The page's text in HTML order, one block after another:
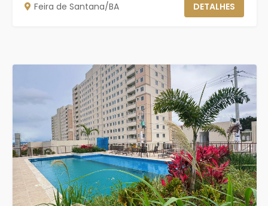
Feira de Santana/BA DETALHES